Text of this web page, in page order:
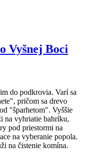
Vyšnej Boci
do podkrovia. Varí sa
pričom sa drevo
"šparhetom". Vyššie
na vyhriatie bahríku,
pod priestormi na
na vyberanie popola.
na čistenie komína.